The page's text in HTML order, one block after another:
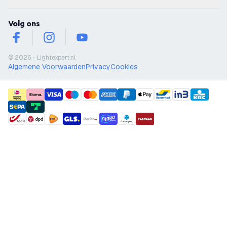
Volg ons
facebookinstagramyoutube
© 2026 - Lightexpert.nl
Algemene VoorwaardenPrivacyCookies
payment methods
shipment methods